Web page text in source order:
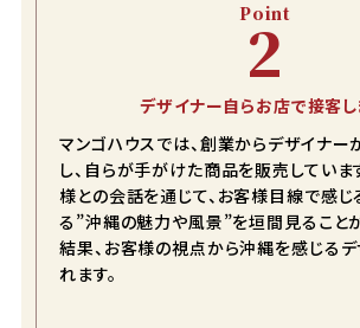
Point
2
デザイナー自らお店で接客し
マンゴハウスでは、創業からデザイナ
し、自らが手がけた商品を販売していま
様との会話を通じて、お客様目線で感じ
る”沖縄の魅力や風景”を垣間見ること
結果、お客様の視点から沖縄を感じる
れます。